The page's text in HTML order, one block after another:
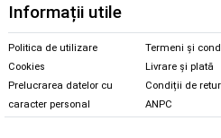
Informații utile
Politica de utilizare
Cookies
Prelucrarea datelor cu
caracter personal
Termeni și
Livrare și plată
Condiții de retur
ANPC